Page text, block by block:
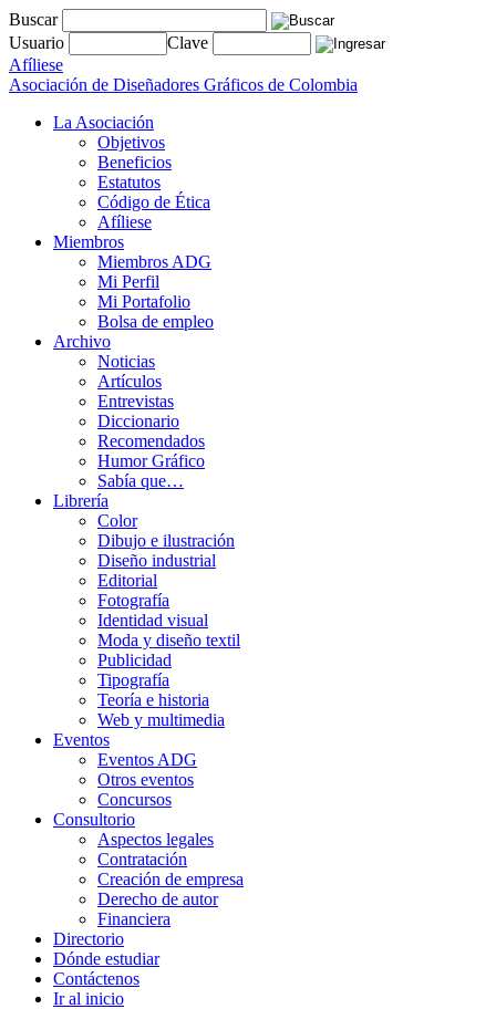
Buscar
Usuario
Clave
Afíliese
Asociación de Diseñadores Gráficos de Colombia
La Asociación
Objetivos
Beneficios
Estatutos
Código de Ética
Afíliese
Miembros
Miembros ADG
Mi Perfil
Mi Portafolio
Bolsa de empleo
Archivo
Noticias
Artículos
Entrevistas
Diccionario
Recomendados
Humor Gráfico
Sabía que…
Librería
Color
Dibujo e ilustración
Diseño industrial
Editorial
Fotografía
Identidad visual
Moda y diseño textil
Publicidad
Tipografía
Teoría e historia
Web y multimedia
Eventos
Eventos ADG
Otros eventos
Concursos
Consultorio
Aspectos legales
Contratación
Creación de empresa
Derecho de autor
Financiera
Directorio
Dónde estudiar
Contáctenos
Ir al inicio